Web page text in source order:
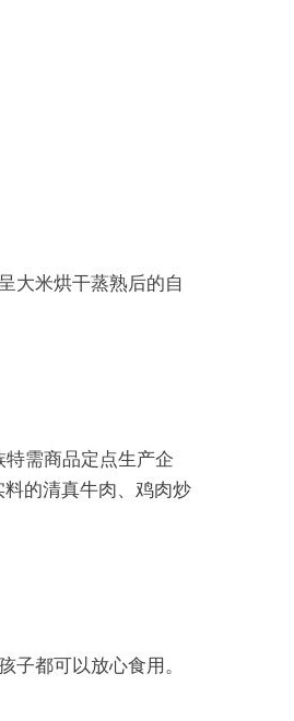
大米烘干蒸熟后的自
特需商品定点生产企
的清真牛肉、鸡肉炒
子都可以放心食用。